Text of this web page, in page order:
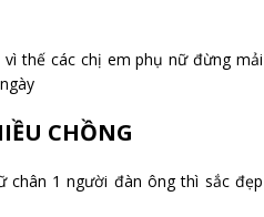
thế các chị em phụ nữ đừng mải
CHỒNG
chân 1 người đàn ông thì sắc đẹp